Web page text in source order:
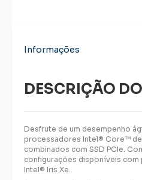
Informações
DESCRIÇÃO
Desfrute de um desempenho
processadores Intel® Core™ de
combinados com SSD PCIe.
configurações disponíveis com
Intel® Iris Xe.